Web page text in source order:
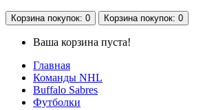
Корзина покупок: 0 Корзина покупок: 0
Ваша корзина пуста!
Главная
Команды NHL
Buffalo Sabres
Футболки